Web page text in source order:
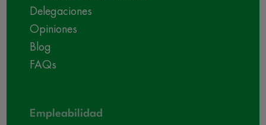
Delegaciones
Opiniones
Blog
FAQs
Empleabilidad